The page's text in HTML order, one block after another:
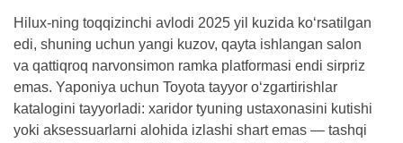
Hilux-ning toqqizinchi avlodi 2025 yil kuzida ko‘rsatilgan
edi, shuning uchun yangi kuzov, qayta ishlangan salon
va qattiqroq narvonsimon ramka platformasi endi sirpriz
emas. Yaponiya uchun Toyota tayyor o‘zgartirishlar
katalogini tayyorladi: xaridor tyuning ustaxonasini kutishi
yoki aksessuarlarni alohida izlashi shart emas — tashqi